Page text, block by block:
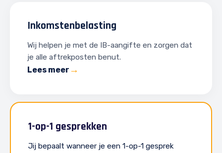
Inkomstenbelasting
Wij helpen je met de IB-aangifte en zorgen dat
je alle aftrekposten benut.
Lees meer
1-op-1 gesprekken
Jij bepaalt wanneer je een 1-op-1 gesprek